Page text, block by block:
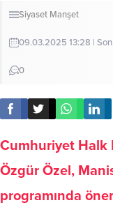
Siyaset Manşet
09.03.2025 13:28 |
0
Cumhuriyet Halk
Özgür Özel,
programında